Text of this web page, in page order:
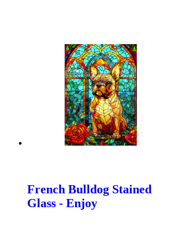
French Bulldog Stained
Glass - Enjoy